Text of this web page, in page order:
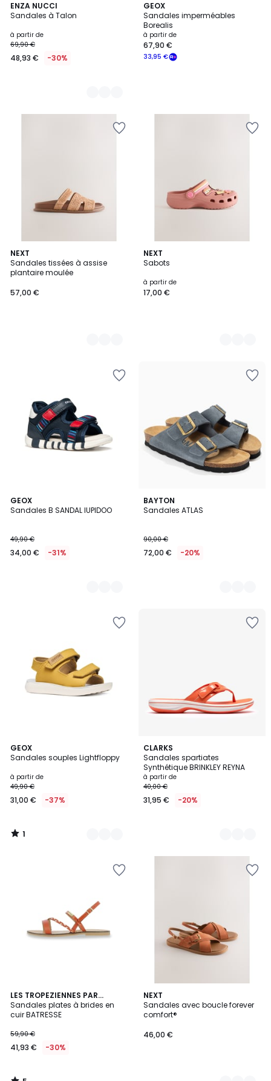
ENZA NUCCI
Sandales à Talon
à partir de
69,90 €
48,93 € -30%
2
Couleurs
GEOX
Sandales imperméables
Borealis
à partir de
33,95 €
67,90 €
NEXT
Sandales tissées à assise
plantaire moulée
57,00 €
3
Couleurs
NEXT
Sabots
à partir de
17,00 €
6
Couleurs
GEOX
Sandales B SANDAL IUPIDOO
49,90 €
34,00 € -31%
2
Couleurs
BAYTON
Sandales ATLAS
90,00 €
72,00 € -20%
3
Couleurs
GEOX
Sandales souples Lightfloppy
à partir de
49,90 €
31,00 € -37%
1
/
3
Couleurs
1
/
CLARKS
Sandales spartiates
Synthétique BRINKLEY REYNA
à partir de
40,00 €
31,95 € -20%
7
Couleurs
LES TROPEZIENNES PAR
M.BELARBI
Sandales plates à brides en
cuir BATRESSE
59,90 €
41,93 € -30%
5
/
5
NEXT
Sandales avec boucle forever
comfort®
46,00 €
2
Couleurs